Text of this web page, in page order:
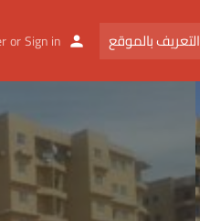
التعريف بالموقع Sign in
or